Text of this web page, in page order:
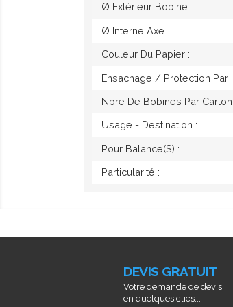
Ø Extérieur Bobine
Ø Interne Axe
Couleur Du Papier :
Ensachage / Protection Par :
Nbre De Bobines Par Carton
Usage - Destination :
Pour Balance(s) :
Particularité :
DEVIS GRATUIT
Votre demande de devis
en quelques clics...